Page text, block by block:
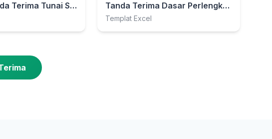
Formulir Tanda Terima Tunai Sederhana Tanda Terima Dasar Perlengkapan Kantor
Templat Excel